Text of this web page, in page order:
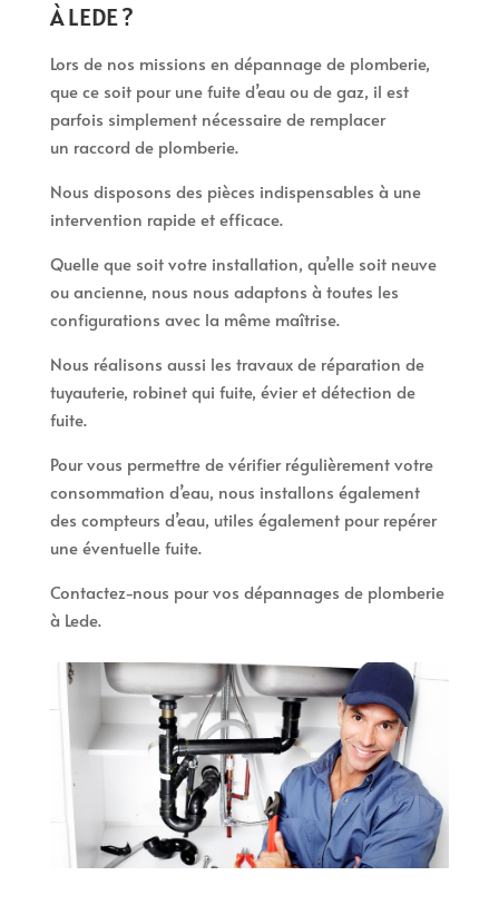
À LEDE ?
Lors de nos missions en dépannage de plomberie,
que ce soit pour une fuite d’eau ou de gaz, il est
parfois simplement nécessaire de remplacer
un raccord de plomberie.
Nous disposons des pièces indispensables à une
intervention rapide et efficace.
Quelle que soit votre installation, qu’elle soit neuve
ou ancienne, nous nous adaptons à toutes les
configurations avec la même maîtrise.
Nous réalisons aussi les travaux de réparation de
tuyauterie, robinet qui fuite, évier et détection de
fuite.
Pour vous permettre de vérifier régulièrement votre
consommation d’eau, nous installons également
des compteurs d’eau, utiles également pour repérer
une éventuelle fuite.
Contactez-nous pour vos dépannages de plomberie
à Lede.